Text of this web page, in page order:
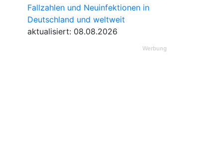
Fallzahlen und Neuinfektionen in
Deutschland und weltweit
aktualisiert: 08.08.2026
Werbung